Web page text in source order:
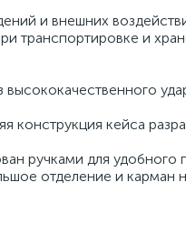
и внешних
транспортировке и
конструкция кейса
ручками для
отделение и карман